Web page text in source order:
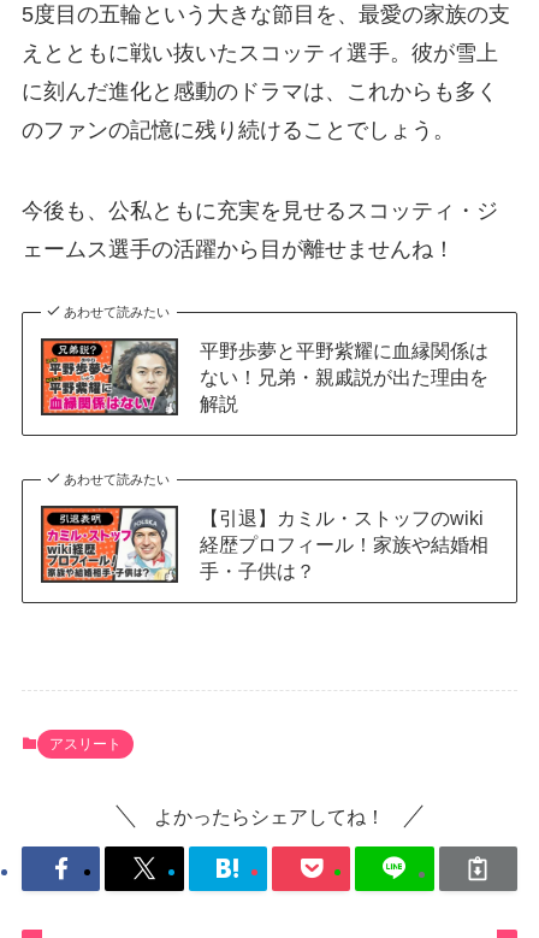
5度目の五輪という大きな節目を、最愛の家族の支
えとともに戦い抜いたスコッティ選手。彼が雪上
に刻んだ進化と感動のドラマは、これからも多く
のファンの記憶に残り続けることでしょう。
今後も、公私ともに充実を見せるスコッティ・ジ
ェームス選手の活躍から目が離せませんね！
あわせて読みたい
平野歩夢と平野紫耀に血縁関係は
ない！兄弟・親戚説が出た理由を
解説
あわせて読みたい
【引退】カミル・ストッフのwiki
経歴プロフィール！家族や結婚相
手・子供は？
アスリート
よかったらシェアしてね！